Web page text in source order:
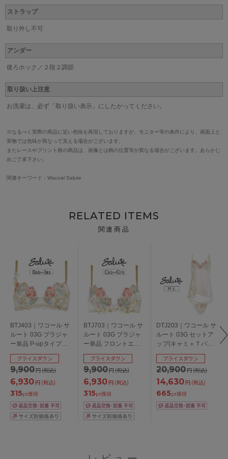
ストラップ
取り外し不可
アンダー
後ろホック／２段２調節
取り扱い上注意
お洗濯は、必ず「取り扱い表示」にしたがってください。
※なるべく実際の商品に近い色味を再現しておりますが、モニター等の条件により、画面上と
実物では色味が異なって見える場合がございます。
またレースやプリント柄の商品は、画像とは柄の位置等が異なる場合がございます。あらかじ
めご了承下さい。
関連キーワード：Wacoal Salute
RELATED ITEMS
関連商品
BTJ403｜ワコール サ
ルート 03G ブラジャ
ー単品 P-upタイプ
BCDEFGHIカップ ア
ンダー
65/70/75/80/85cm
9,900円(税込)
プライスダウン
6,930円 (税込)
315pt獲得
BTJ703｜ワコール サ
ルート 03G ブラジャ
ー単品 フロントエッ
クスプラスブラ
CDEFGカップ アンダ
ー65/70/75cm
9,900円(税込)
プライスダウン
6,930円 (税込)
315pt獲得
DTJ203｜ワコール サ
ルート 03G セットア
ップ(キャミ＋Ｔバッ
ク) M/L
20,900円(税込)
プライスダウン
14,630円 (税込)
665pt獲得